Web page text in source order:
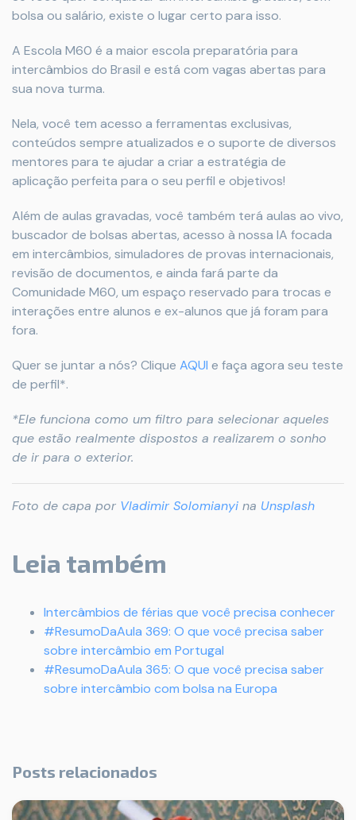
bolsa ou salário, existe o lugar certo para isso.
A Escola M60 é a maior escola preparatória para
intercâmbios do Brasil e está com vagas abertas para
sua nova turma.
Nela, você tem acesso a ferramentas exclusivas,
conteúdos sempre atualizados e o suporte de diversos
mentores para te ajudar a criar a estratégia de
aplicação perfeita para o seu perfil e objetivos!
Além de aulas gravadas, você também terá aulas ao vivo,
buscador de bolsas abertas, acesso à nossa IA focada
em intercâmbios, simuladores de provas internacionais,
revisão de documentos, e ainda fará parte da
Comunidade M60, um espaço reservado para trocas e
interações entre alunos e ex-alunos que já foram para
fora.
Quer se juntar a nós? Clique AQUI e faça agora seu teste
de perfil*.
*Ele funciona como um filtro para selecionar aqueles
que estão realmente dispostos a realizarem o sonho
de ir para o exterior.
Foto de capa por Vladimir Solomianyi na Unsplash
Leia também
Intercâmbios de férias que você precisa conhecer
#ResumoDaAula 369: O que você precisa saber
sobre intercâmbio em Portugal
#ResumoDaAula 365: O que você precisa saber
sobre intercâmbio com bolsa na Europa
Posts relacionados